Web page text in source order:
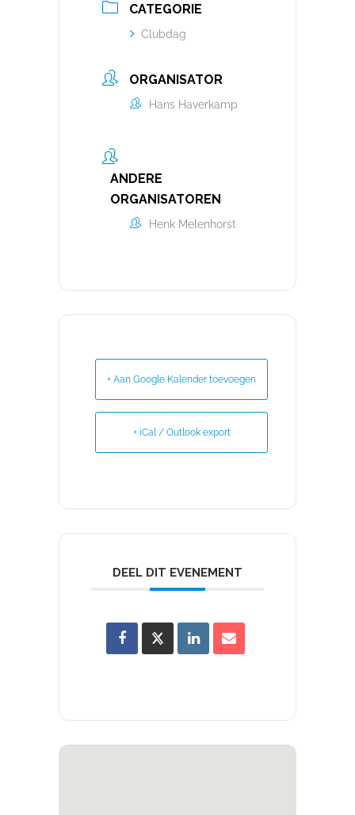
CATEGORIE
Clubdag
ORGANISATOR
Hans Haverkamp
ANDERE
ORGANISATOREN
Henk Melenhorst
+ Aan Google Kalender toevoegen
+ iCal / Outlook export
DEEL DIT EVENEMENT